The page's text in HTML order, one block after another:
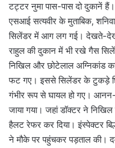
टट्टर नुमा पास-पास दो दुकानें
एसआई सत्यवीर के मुताबिक,
सिलेंडर में आग लग गई। देखते-
राहुल की दुकान में भी रखे गैस
निखिल और छोटेलाल अग्निकांड
फट गए। इससे सिलेंडर के टुकड़े
गंभीर रूप से घायल हो गए। आनन-
जाया गया। जहां डॉक्टर ने निखिल
हैलट रेफर कर दिया। इंस्पेक्टर
ने मौके पर पहुंचकर पड़ताल की।